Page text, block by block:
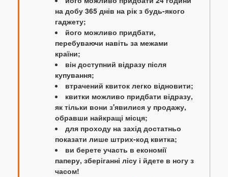
на добу 365 днів на рік з будь-якого
гаджету;
його можливо придбати,
перебуваючи навіть за межами
країни;
він доступний відразу після
купування;
втрачений квиток легко відновити;
квитки можливо придбати відразу,
як тільки вони з'явилися у продажу,
обравши найкращі місця;
для проходу на захід достатньо
показати лише штрих-код квитка;
ви берете участь в економії
паперу, зберіганні лісу і йдете в ногу з
часом!